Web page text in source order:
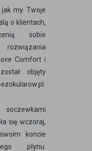
my. Twoje
o klientach,
sobie
Comfort i
objęty
się wczoraj,
koncie
płynu.